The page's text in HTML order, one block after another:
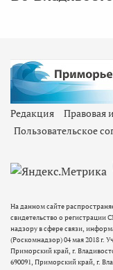
Редакция Правовая
Пользовательское
На данном сайте
свидетельство о
надзору в сфере связи,
(Роскомнадзор) 04 мая 2018 г.
Приморский край, г.
690091, Приморский край, г.